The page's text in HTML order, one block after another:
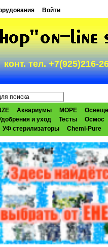
Войти
конт. тел. +7(925)216-
Аквариумы МОРЕ
и уход Тесты
Осмос
УФ стерилизаторы
Chemi-Pure